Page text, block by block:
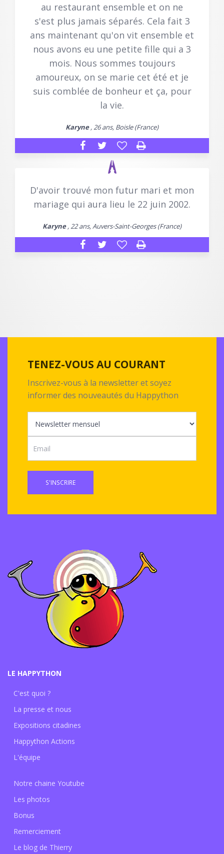
au restaurant ensemble et on ne
s'est plus jamais séparés. Cela fait 3
ans maintenant qu'on vit ensemble et
nous avons eu une petite fille qui a 3
mois. Nous sommes toujours
amoureux, on se marie cet été et je
suis comblée de bonheur et ça, pour
la vie.
Karyne, 26 ans, Boisle (France)
D'avoir trouvé mon futur mari et mon
mariage qui aura lieu le 22 juin 2002.
Karyne, 22 ans, Auvers-Saint-Georges (France)
TENEZ-VOUS AU COURANT
Inscrivez-vous à la newsletter et soyez
informer des nouveautés du Happython
S'INSCRIRE
LE HAPPYTHON
C'est quoi ?
La presse et nous
Expositions citadines
Happython Actions
L'équipe
Notre chaine Youtube
Les photos
Bonus
Remerciement
Le blog de Thierry